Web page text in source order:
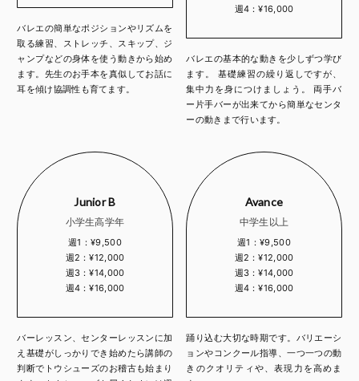
バレエの簡単なポジションやリズムを
取る練習、ストレッチ、スキップ、ジ
ャンプなどの身体を使う動きから始め
ます。先生のお手本を真似してお話に
耳を傾け協調性も育てます。
週4：¥16,000
バレエの基本的な動きを少しずつ学び
ます。 基礎練習の繰り返しですが、
集中力を身につけましょう。 両手バ
ー片手バーが出来てから簡単なセンタ
ーの動きまで行います。
Junior B
小学生高学年
週1：¥9,500
週2：¥12,000
週3：¥14,000
週4：¥16,000
バーレッスン、センターレッスンに加
え基礎がしっかりでき始めたら講師の
判断でトウシューズのお稽古も始まり
Avance
中学生以上
週1：¥9,500
週2：¥12,000
週3：¥14,000
週4：¥16,000
踊り込む大切な時期です。バリエーシ
ョンやコンクール指導、一つ一つの動
きのクオリティや、表現力を高めま